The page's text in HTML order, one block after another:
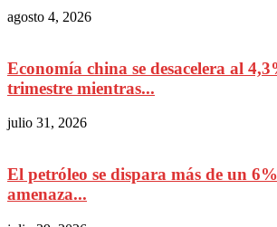
agosto 4, 2026
Economía china se desacelera al
trimestre mientras...
julio 31, 2026
El petróleo se dispara más de un
amenaza...